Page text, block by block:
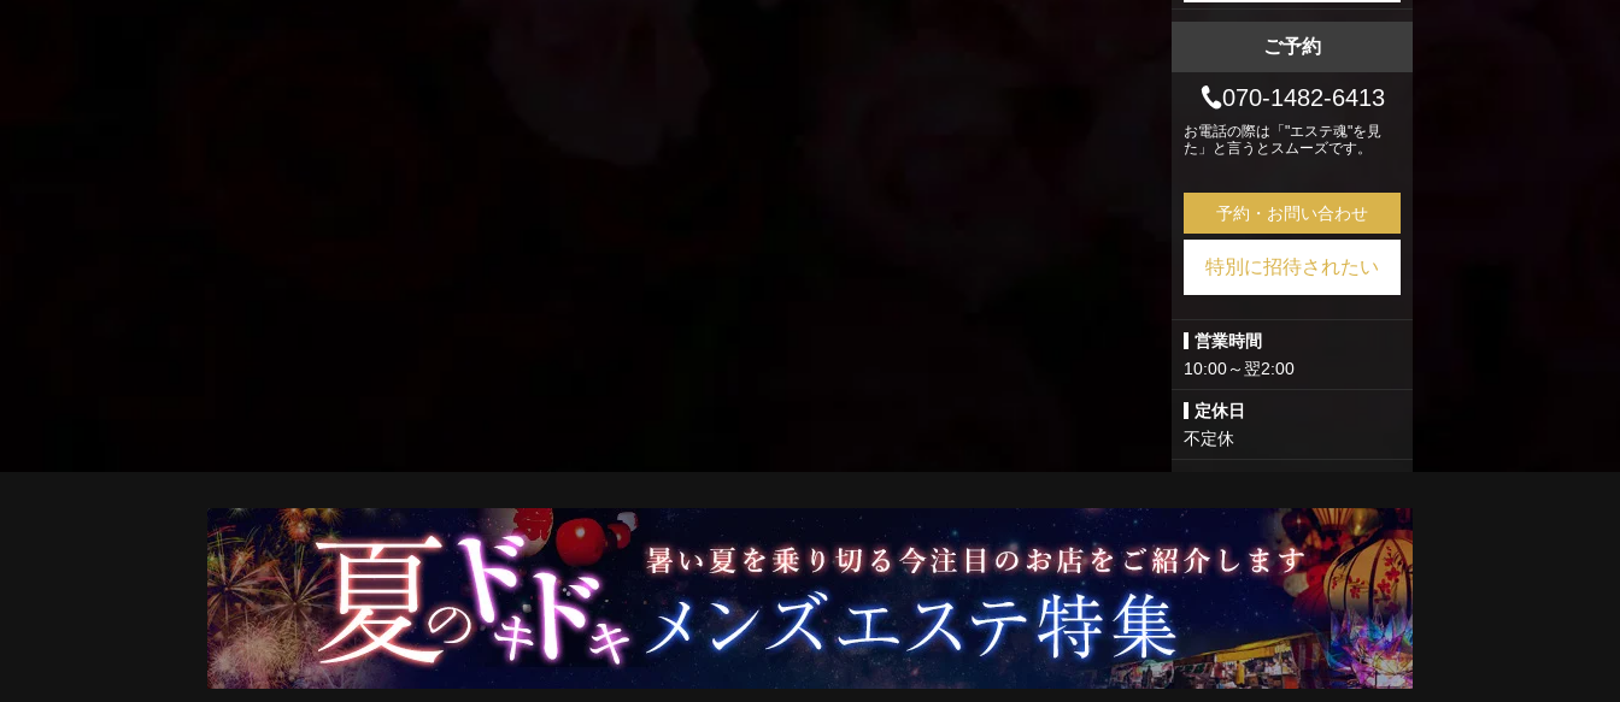
ご予約
070-1482-6413
お電話の際は「"エステ魂"を見
た」と言うとスムーズです。
予約・お問い合わせ
特別に招待されたい
営業時間
10:00～翌2:00
定休日
不定休